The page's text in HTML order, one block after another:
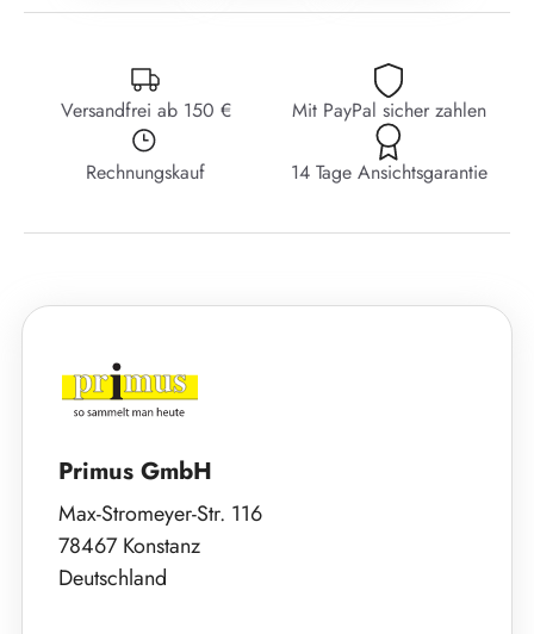
Versandfrei ab 150 € Mit PayPal sicher zahlen
Rechnungskauf 14 Tage Ansichtsgarantie
Primus GmbH
Max-Stromeyer-Str. 116
78467 Konstanz
Deutschland